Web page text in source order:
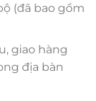
(đã bao gồm
giao hàng
địa bàn